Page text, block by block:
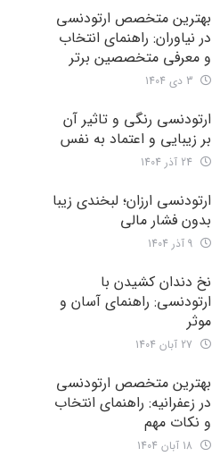
بهترین متخصص ارتودنسی
در نیاوران: راهنمای انتخاب
و معرفی متخصصین برتر
ارتودنسی رنگی و تاثیر آن
بر زیبایی و اعتماد به نفس
ارتودنسی ارزان؛ لبخندی زیبا
بدون فشار مالی
نخ دندان کشیدن با
ارتودنسی: راهنمای آسان و
موثر
بهترین متخصص ارتودنسی
در زعفرانیه: راهنمای انتخاب
و نکات مهم